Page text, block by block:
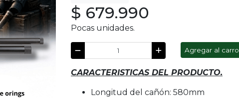
$ 679.990
Pocas unidades.
Agregar al carro
CARACTERISTICAS DEL PRODUCTO.
Longitud del cañón: 580mm